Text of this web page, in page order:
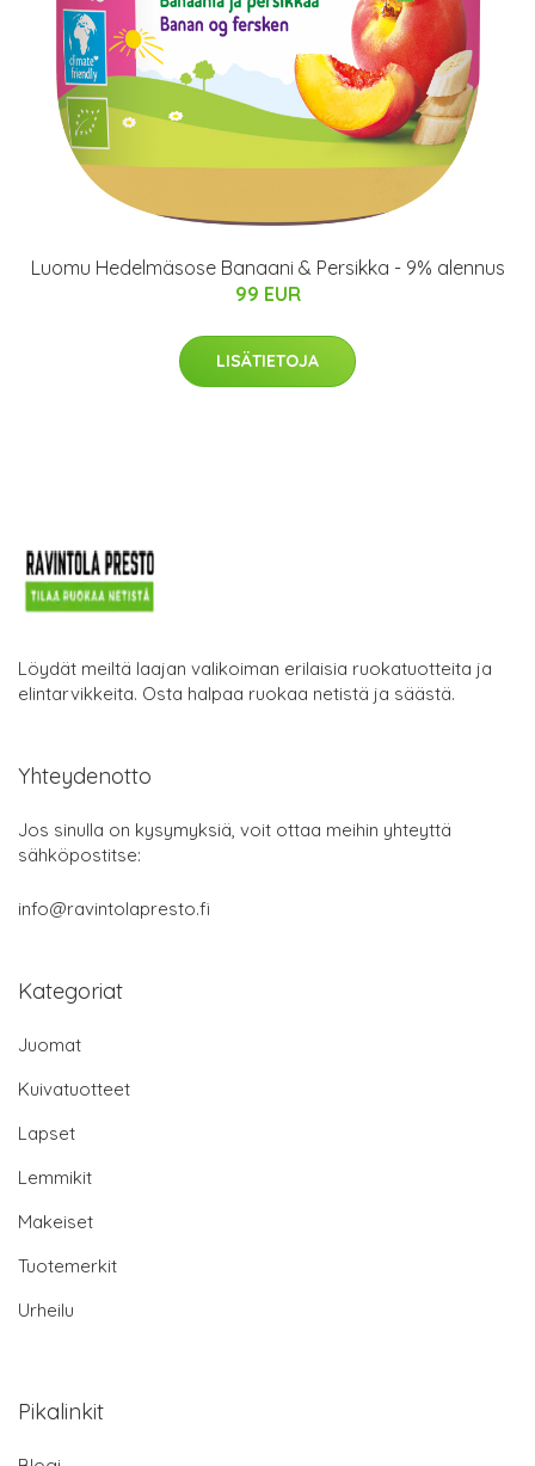
Luomu Hedelmäsose Banaani & Persikka - 9% alennus
99 EUR
LISÄTIETOJA
Löydät meiltä laajan valikoiman erilaisia ruokatuotteita ja
elintarvikkeita. Osta halpaa ruokaa netistä ja säästä.
Yhteydenotto
Jos sinulla on kysymyksiä, voit ottaa meihin yhteyttä
sähköpostitse:
info@ravintolapresto.fi
Kategoriat
Juomat
Kuivatuotteet
Lapset
Lemmikit
Makeiset
Tuotemerkit
Urheilu
Pikalinkit